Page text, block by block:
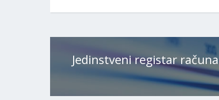
Jedinstveni registar računa